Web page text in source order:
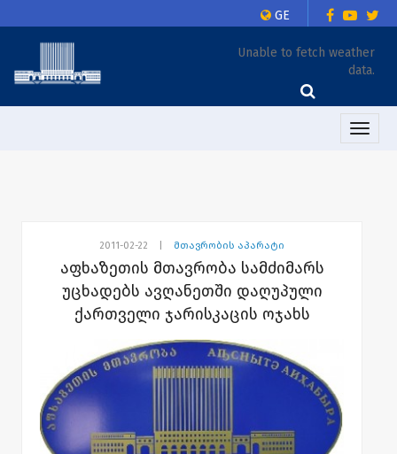
GE
Unable to fetch weather
data.
Toggle
2011-02-22 მთავრობის აპარატი
აფხაზეთის მთავრობა სამძიმარს
უცხადებს ავღანეთში დაღუპული
ქართველი ჯარისკაცის ოჯახს